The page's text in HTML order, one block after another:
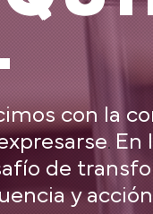
con la
​. En
de
y